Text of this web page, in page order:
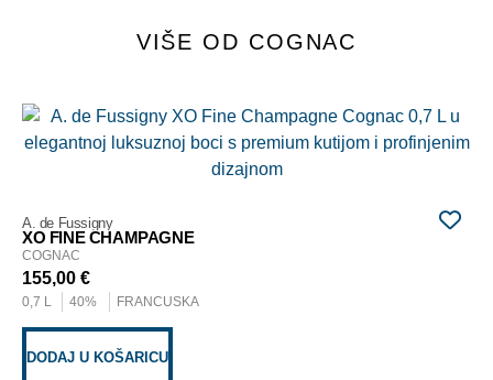
VIŠE OD COGNAC
A. de Fussigny
XO FINE CHAMPAGNE
COGNAC
155,00 €
0,7 L 40% FRANCUSKA
DODAJ U KOŠARICU